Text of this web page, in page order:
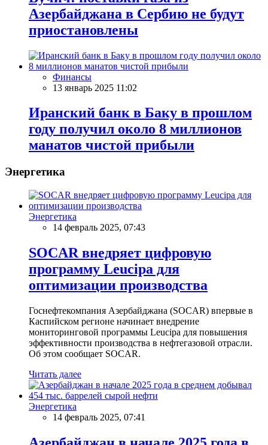
Азербайджана в Сербию не будут
приостановлены
Финансы
13 январь 2025 11:02
Иранский банк в Баку в прошлом
году получил около 8 миллионов
манатов чистой прибыли
Энергетика
Энергетика
14 февраль 2025, 07:43
SOCAR внедряет цифровую
программу Leucipa для
оптимизации производства
Госнефтекомпания Азербайджана (SOCAR) впервые в
Каспийском регионе начинает внедрение
мониторинговой программы Leucipa для повышения
эффективности производства в нефтегазовой отрасли.
Об этом сообщает SOCAR.
Читать далее
Энергетика
14 февраль 2025, 07:41